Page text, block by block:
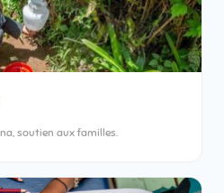
soutien aux familles.